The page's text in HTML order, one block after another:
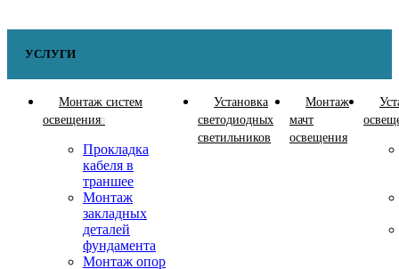
УСЛУГИ
Монтаж систем
освещения
Прокладка
кабеля в
траншее
Монтаж
закладных
деталей
фундамента
Монтаж опор
Установка
светодиодных
светильников
Монтаж
мачт
освещения